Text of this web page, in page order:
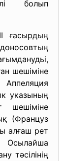
болып
ғасырдың
шешіміне
Аппеляция
указының
шешіміне
(Француз
алғаш рет
тәсілінің